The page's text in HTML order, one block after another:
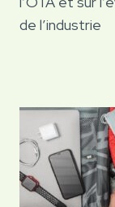
de l’industrie